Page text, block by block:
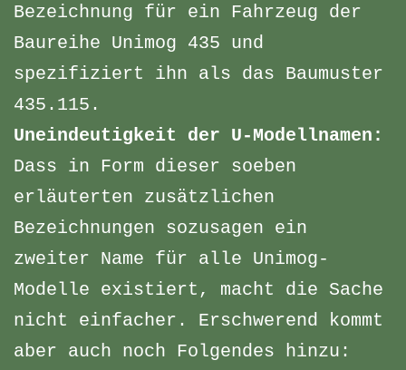
Bezeichnung für ein Fahrzeug der
Baureihe Unimog 435 und
spezifiziert ihn als das Baumuster
435.115.
Uneindeutigkeit der U-Modellnamen:
Dass in Form dieser soeben
erläuterten zusätzlichen
Bezeichnungen sozusagen ein
zweiter Name für alle Unimog-
Modelle existiert, macht die Sache
nicht einfacher. Erschwerend kommt
aber auch noch Folgendes hinzu: